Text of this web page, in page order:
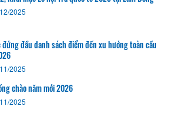
2025
đứng đầu danh sách điểm đến xu hướng toàn cầu
2025
chào năm mới 2026
2025